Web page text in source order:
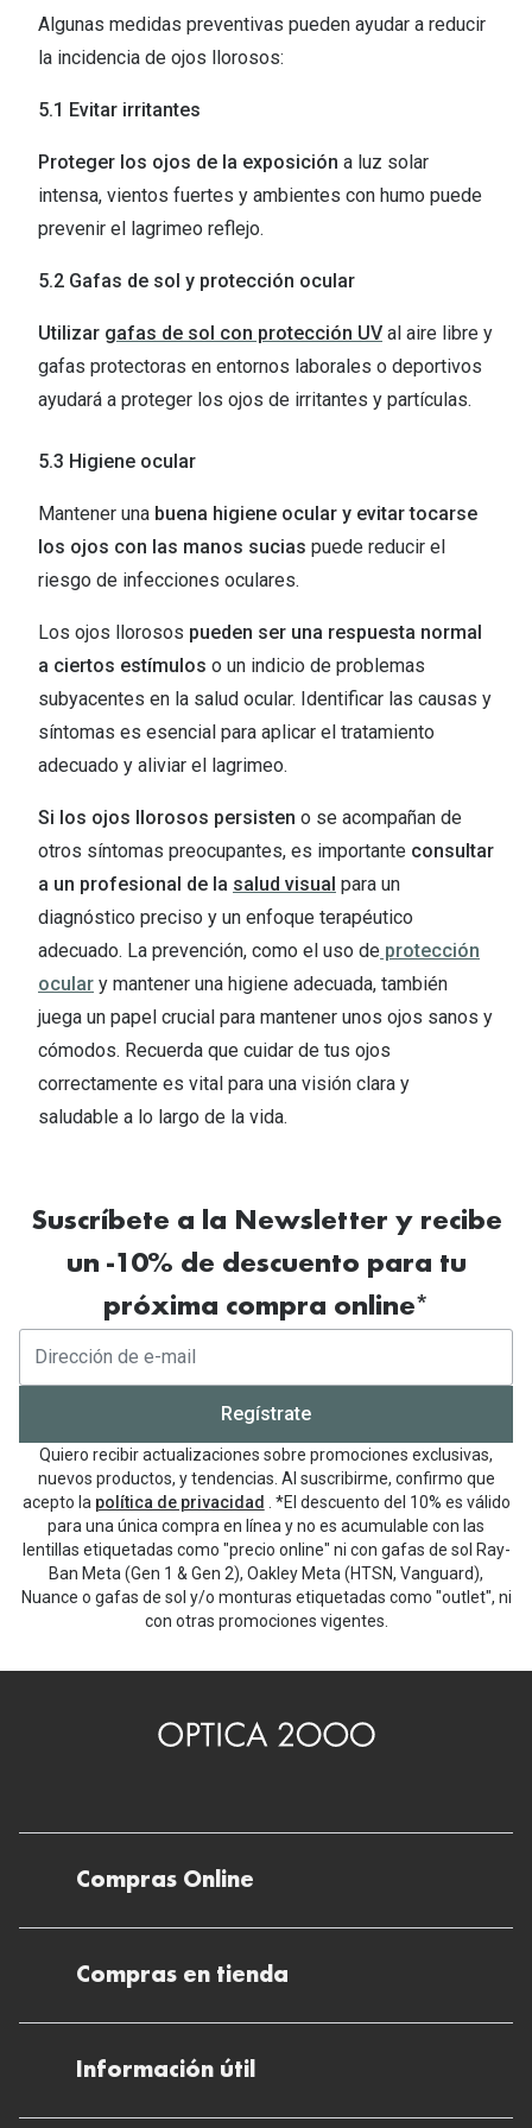
Algunas medidas preventivas pueden ayudar a reducir
la incidencia de ojos llorosos:
5.1 Evitar irritantes
Proteger los ojos de la exposición a luz solar
intensa, vientos fuertes y ambientes con humo puede
prevenir el lagrimeo reflejo.
5.2 Gafas de sol y protección ocular
Utilizar gafas de sol con protección UV al aire libre y
gafas protectoras en entornos laborales o deportivos
ayudará a proteger los ojos de irritantes y partículas.
5.3 Higiene ocular
Mantener una buena higiene ocular y evitar tocarse
los ojos con las manos sucias puede reducir el
riesgo de infecciones oculares.
Los ojos llorosos pueden ser una respuesta normal
a ciertos estímulos o un indicio de problemas
subyacentes en la salud ocular. Identificar las causas y
síntomas es esencial para aplicar el tratamiento
adecuado y aliviar el lagrimeo.
Si los ojos llorosos persisten o se acompañan de
otros síntomas preocupantes, es importante consultar
a un profesional de la salud visual para un
diagnóstico preciso y un enfoque terapéutico
adecuado. La prevención, como el uso de protección
ocular y mantener una higiene adecuada, también
juega un papel crucial para mantener unos ojos sanos y
cómodos. Recuerda que cuidar de tus ojos
correctamente es vital para una visión clara y
saludable a lo largo de la vida.
Suscríbete a la Newsletter y recibe
un -10% de descuento para tu
próxima compra online*
Regístrate
Quiero recibir actualizaciones sobre promociones exclusivas,
nuevos productos, y tendencias. Al suscribirme, confirmo que
acepto la política de privacidad
. *El descuento del 10% es válido
para una única compra en línea y no es acumulable con las
lentillas etiquetadas como "precio online" ni con gafas de sol Ray-
Ban Meta (Gen 1 & Gen 2), Oakley Meta (HTSN, Vanguard),
Nuance o gafas de sol y/o monturas etiquetadas como "outlet", ni
con otras promociones vigentes.
Compras Online
Compras en tienda
Información útil